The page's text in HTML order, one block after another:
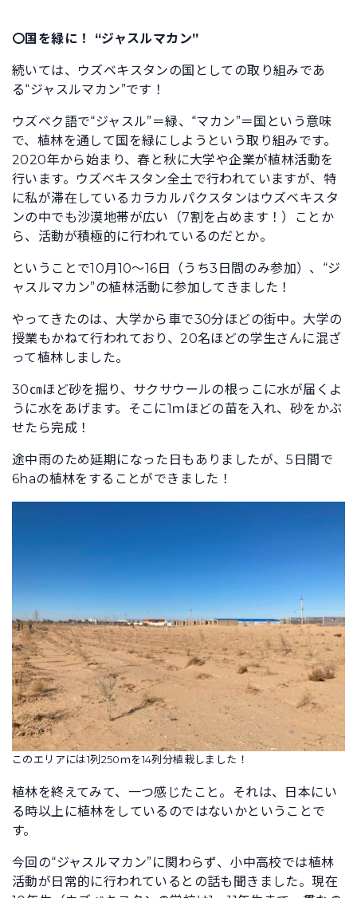
〇国を緑に！ “ジャスルマカン”
続いては、ウズベキスタンの国としての取り組みであ
る“ジャスルマカン”です！
ウズベク語で“ジャスル”＝緑、“マカン”＝国という意味
で、植林を通して国を緑にしようという取り組みです。
2020年から始まり、春と秋に大学や企業が植林活動を
行います。ウズベキスタン全土で行われていますが、特
に私が滞在しているカラカルパクスタンはウズベキスタ
ンの中でも沙漠地帯が広い（7割を占めます！）ことか
ら、活動が積極的に行われているのだとか。
ということで10月10～16日（うち3日間のみ参加）、“ジ
ャスルマカン”の植林活動に参加してきました！
やってきたのは、大学から車で30分ほどの街中。大学の
授業もかねて行われており、20名ほどの学生さんに混ざ
って植林しました。
30㎝ほど砂を掘り、サクサウールの根っこに水が届くよ
うに水をあげます。そこに1ｍほどの苗を入れ、砂をかぶ
せたら完成！
途中雨のため延期になった日もありましたが、5日間で
6haの植林をすることができました！
このエリアには1列250ｍを14列分植栽しました！
植林を終えてみて、一つ感じたこと。それは、日本にい
る時以上に植林をしているのではないかということで
す。
今回の“ジャスルマカン”に関わらず、小中高校では植林
活動が日常的に行われているとの話も聞きました。現在